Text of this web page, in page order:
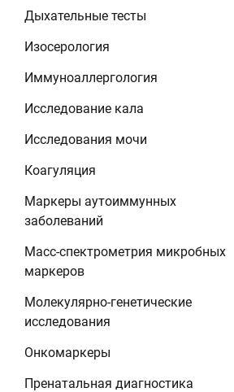
Дыхательные тесты
Изосерология
Иммуноаллергология
Исследование кала
Исследования мочи
Коагуляция
Маркеры аутоиммунных
заболеваний
Масс-спектрометрия микробных
маркеров
Молекулярно-генетические
исследования
Онкомаркеры
Пренатальная диагностика